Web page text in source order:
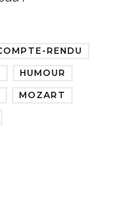
RENDU
HUMOUR
MOZART